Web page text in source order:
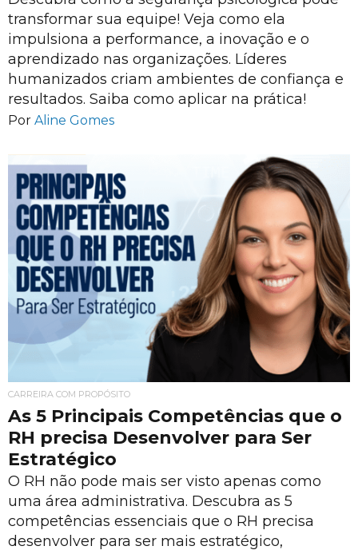
transformar sua equipe! Veja como ela
impulsiona a performance, a inovação e o
aprendizado nas organizações. Líderes
humanizados criam ambientes de confiança e
resultados. Saiba como aplicar na prática!
Por Aline Gomes
CARREIRA COM PROPÓSITO
As 5 Principais Competências que o
RH precisa Desenvolver para Ser
Estratégico
O RH não pode mais ser visto apenas como
uma área administrativa. Descubra as 5
competências essenciais que o RH precisa
desenvolver para ser mais estratégico,